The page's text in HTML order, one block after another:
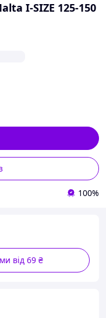
I-SIZE 125-150
100%
від 69 ₴